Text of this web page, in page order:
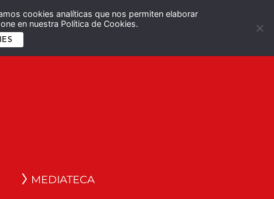
cookies analíticas que nos permiten elaborar
en nuestra Política de Cookies.
Español English
MEDIATECA